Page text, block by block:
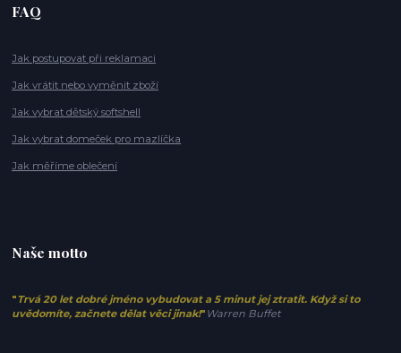
FAQ
Jak postupovat při reklamaci
Jak vrátit nebo vyměnit zboží
Jak vybrat dětský softshell
Jak vybrat domeček pro mazlíčka
Jak měříme oblečení
Naše motto
" Trvá 20 let dobré jméno vybudovat a 5 minut jej ztratit. Když si to
uvědomíte, začnete dělat věci jinak!" Warren Buffet